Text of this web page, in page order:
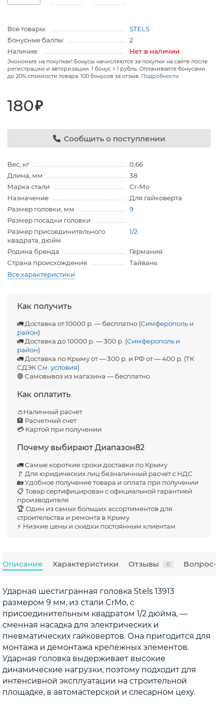
Все товары:
STELS
Бонусные баллы:
2
Наличие:
Нет в наличии
Экономьте на покупках! Бонусы начисляются за покупки на сайте после
регистрации и авторизации. 1 бонус = 1 рубль. Оплачивайте бонусами
до 20% стоимости товара. 100 бонусов за отзыв. Подробности
180₽
Сообщить о поступлении
Вес, кг
0,66
Длина, мм
38
Марка стали
Cr-Mo
Назначение
Для гайковерта
Размер головки, мм
9
Размер посадки головки
Размер присоединительного
квадрата, дюйм
1/2
Родина бренда
Германия
Страна происхождения
Тайвань
Все характеристики
Как получить
🚛 Доставка от 10000 р. — бесплатно (Симферополь и
район)
🚛 Доставка до 10000 р. — 300 р. (Симферополь и
район)
🚛 Доставка по Крыму от — 300 р. и РФ от — 400 р. (ТК
СДЭКСм. условия)
🟢 Самовывоз из магазина — бесплатно
Как оплатить
👛Наличный расчет
🏦 Расчетный счет
💳 Картой при получении
Почему выбирают Диапазон82
🚛 Самые короткие сроки доставки по Крыму
🚩 Для юридических лиц безналичный расчет с НДС
🏡 Удобное получение товара и оплата при получении
📋 Товар сертифицирован с официальной гарантией
производителя
🏆 Один из самых больших ассортиментов для
строительства и ремонта в Крыму
⚡ Низкие цены и скидки постоянным клиентам
Описание Характеристики Отзывы 0 Вопрос-
Ударная шестигранная головка Stels 13913
размером 9 мм, из стали CrMo, с
присоединительным квадратом 1/2 дюйма, —
сменная насадка для электрических и
пневматических гайковертов. Она пригодится для
монтажа и демонтажа крепежных элементов.
Ударная головка выдерживает высокие
динамические нагрузки, поэтому подходит для
интенсивной эксплуатации на строительной
площадке, в автомастерской и слесарном цеху.